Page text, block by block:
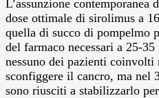
L’assunzione contemporanea
dose ottimale di sirolimus a
quella di succo di pompelmo
del farmaco necessari a 25-
nessuno dei pazienti
sconfiggere il cancro, ma nel
sono riusciti a stabilizzarlo